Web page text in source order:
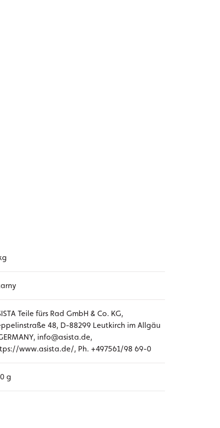
Teile fürs Rad GmbH & Co. KG,
48, D-88299 Leutkirch im Allgäu
info@asista.de,
www.asista.de/, Ph. +497561/98 69-0
g